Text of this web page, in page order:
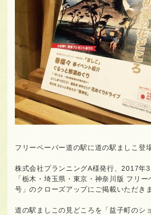
フリーペーパー道の駅に道の駅ましこ登
株式会社プランニングA様発行、2017年
「栃木・埼玉県・東京・神奈川版 フリ
号」のクローズアップにご掲載いただき
道の駅ましこの見どころを「益子町のシ